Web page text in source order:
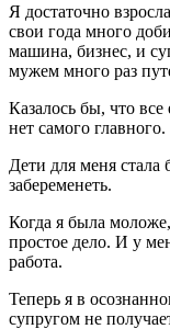
Я достаточно
свои года много
машина, бизнес, и
мужем много раз
Казалось бы, что
нет самого
Дети для меня стала
забеременеть.
Когда я была моложе,
простое дело. И у
работа.
Теперь я в
супругом не